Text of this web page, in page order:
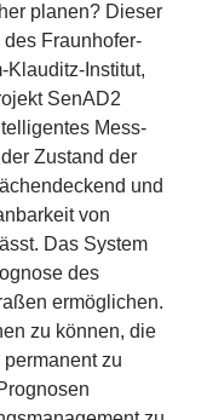
planen? Dieser
Fraunhofer-
Klauditz-Institut,
SenAD2
Mess-
Zustand der
und
von
Das System
des
ermöglichen.
zu können, die
zu